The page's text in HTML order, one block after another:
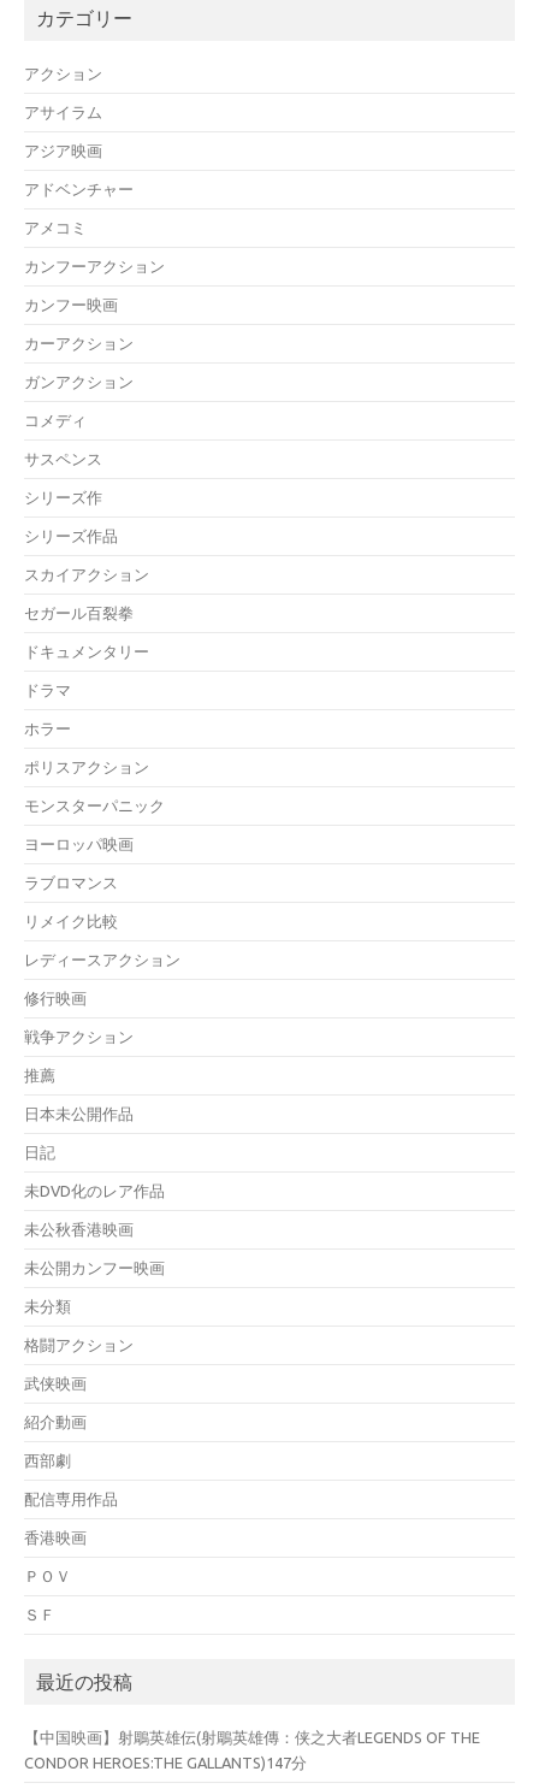
カテゴリー
アクション
アサイラム
アジア映画
アドベンチャー
アメコミ
カンフーアクション
カンフー映画
カーアクション
ガンアクション
コメディ
サスペンス
シリーズ作
シリーズ作品
スカイアクション
セガール百裂拳
ドキュメンタリー
ドラマ
ホラー
ポリスアクション
モンスターパニック
ヨーロッパ映画
ラブロマンス
リメイク比較
レディースアクション
修行映画
戦争アクション
推薦
日本未公開作品
日記
未DVD化のレア作品
未公秋香港映画
未公開カンフー映画
未分類
格闘アクション
武侠映画
紹介動画
西部劇
配信専用作品
香港映画
ＰＯＶ
ＳＦ
最近の投稿
【中国映画】射鵰英雄伝(射鵰英雄傳：侠之大者LEGENDS OF THE
CONDOR HEROES:THE GALLANTS)147分